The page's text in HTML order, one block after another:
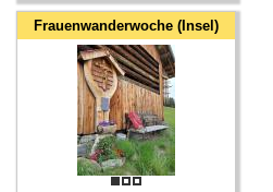
Frauenwanderwoche (Insel)